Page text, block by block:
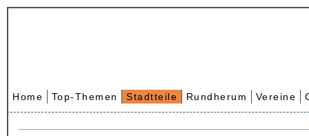
Home Top-Themen Stadtteile Rundherum Vereine